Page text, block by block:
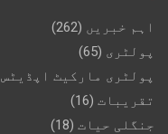
اہم خبریں (262)
پولٹری (65)
پولٹری مارکیٹ اپڈیٹس
تقریبات (16)
جنگلی حیات (18)